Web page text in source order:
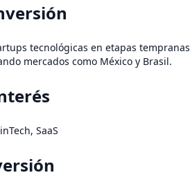
tecnológicas en etapas
mercados como México y Brasil.
SaaS